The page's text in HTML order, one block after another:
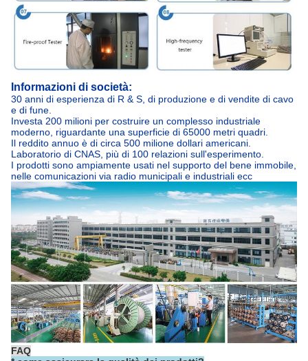
Informazioni di società:
30 anni di esperienza di R & S, di produzione e di vendite di cavo
e di fune.
Investa 200 milioni per costruire un complesso industriale
moderno, riguardante una superficie di 65000 metri quadri.
Il reddito annuo è di circa 500 milione dollari americani.
Laboratorio di CNAS, più di 100 relazioni sull'esperimento.
I prodotti sono ampiamente usati nel supporto del bene immobile,
nelle comunicazioni via radio municipali e industriali ecc
FAQ